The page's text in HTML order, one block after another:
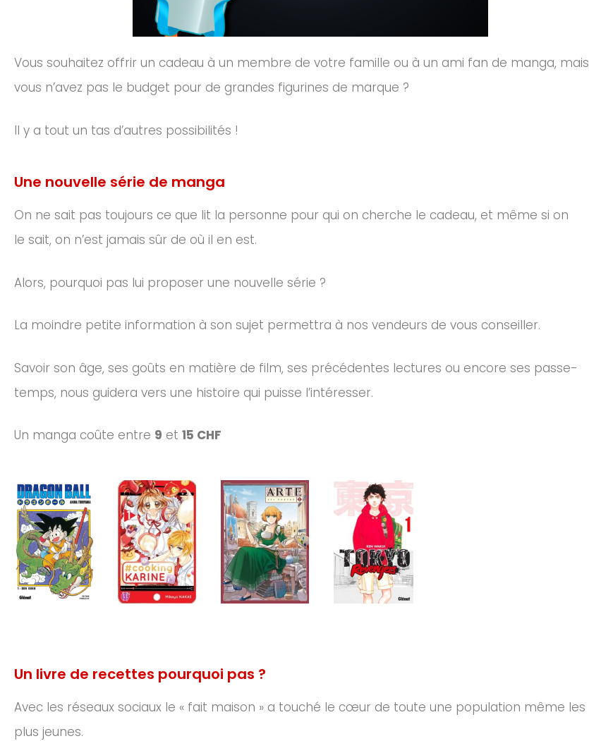
Vous souhaitez offrir un cadeau à un membre de votre famille ou à un ami fan de manga, mais
vous n’avez pas le budget pour de grandes figurines de marque ?
Il y a tout un tas d’autres possibilités !
Une nouvelle série de manga
On ne sait pas toujours ce que lit la personne pour qui on cherche le cadeau, et même si on
le sait, on n’est jamais sûr de où il en est.
Alors, pourquoi pas lui proposer une nouvelle série ?
La moindre petite information à son sujet permettra à nos vendeurs de vous conseiller.
Savoir son âge, ses goûts en matière de film, ses précédentes lectures ou encore ses passe-
temps, nous guidera vers une histoire qui puisse l’intéresser.
Un manga coûte entre 9 et 15 CHF
Un livre de recettes pourquoi pas ?
Avec les réseaux sociaux le « fait maison » a touché le cœur de toute une population même les
plus jeunes.